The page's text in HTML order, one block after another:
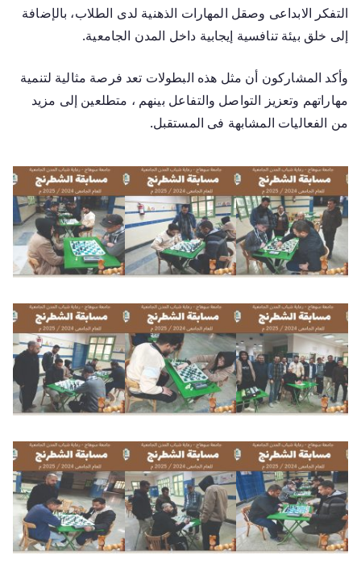
التفكر الابداعى وصقل المهارات الذهنية لدى الطلاب، بالإضافة
إلى خلق بيئة تنافسية إيجابية داخل المدن الجامعية.
وأكد المشاركون أن مثل هذه البطولات تعد فرصة مثالية لتنمية
مهاراتهم وتعزيز التواصل والتفاعل بينهم ، متطلعين إلى مزيد
من الفعاليات المشابهة فى المستقبل.